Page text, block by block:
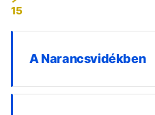
15
A Narancsvidékben